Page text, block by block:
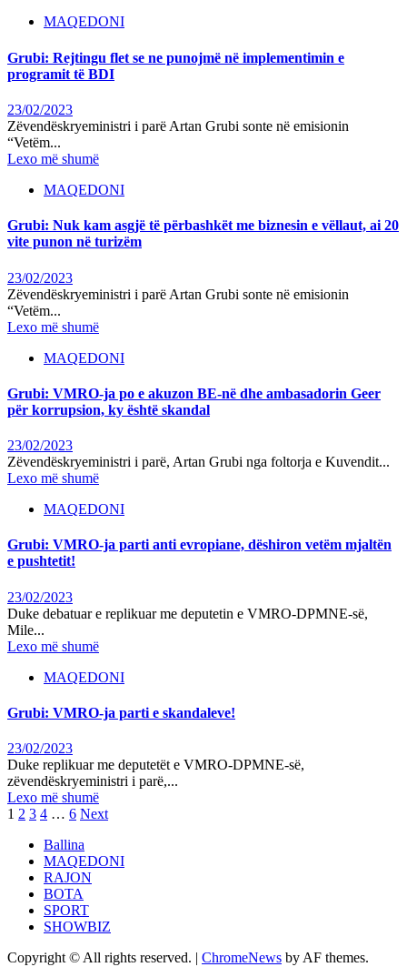
MAQEDONI
Grubi: Rejtingu flet se ne punojmë në implementimin e
programit të BDI
23/02/2023
Zëvendëskryeministri i parë Artan Grubi sonte në emisionin
“Vetëm...
Lexo më shumë
MAQEDONI
Grubi: Nuk kam asgjë të përbashkët me biznesin e vëllaut, ai 20
vite punon në turizëm
23/02/2023
Zëvendëskryeministri i parë Artan Grubi sonte në emisionin
“Vetëm...
Lexo më shumë
MAQEDONI
Grubi: VMRO-ja po e akuzon BE-në dhe ambasadorin Geer
për korrupsion, ky është skandal
23/02/2023
Zëvendëskryeministri i parë, Artan Grubi nga foltorja e Kuvendit...
Lexo më shumë
MAQEDONI
Grubi: VMRO-ja parti anti evropiane, dëshiron vetëm mjaltën
e pushtetit!
23/02/2023
Duke debatuar e replikuar me deputetin e VMRO-DPMNE-së,
Mile...
Lexo më shumë
MAQEDONI
Grubi: VMRO-ja parti e skandaleve!
23/02/2023
Duke replikuar me deputetët e VMRO-DPMNE-së,
zëvendëskryeministri i parë,...
Lexo më shumë
Posts
pagination
1 2 3 4 … 6 Next
Ballina
MAQEDONI
RAJON
BOTA
SPORT
SHOWBIZ
Copyright © All rights reserved. | ChromeNews by AF themes.